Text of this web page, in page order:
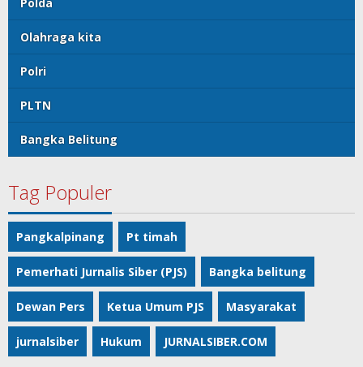
Olahraga kita
Polri
PLTN
Bangka Belitung
Tag Populer
Pangkalpinang Pt timah
Pemerhati Jurnalis Siber (PJS) Bangka belitung
Dewan Pers Ketua Umum PJS Masyarakat
jurnalsiber Hukum JURNALSIBER.COM